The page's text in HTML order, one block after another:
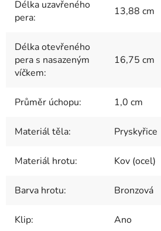
Délka uzavřeného
pera: 13,88 cm
Délka otevřeného
pera s nasazeným
víčkem:
16,75 cm
Průměr úchopu: 1,0 cm
Materiál těla: Pryskyřice
Materiál hrotu: Kov (ocel)
Barva hrotu: Bronzová
Klip: Ano